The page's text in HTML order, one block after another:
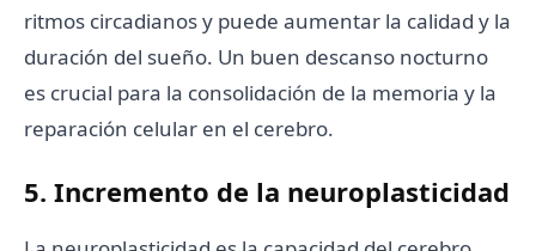
ritmos circadianos y puede aumentar la calidad y la
duración del sueño. Un buen descanso nocturno
es crucial para la consolidación de la memoria y la
reparación celular en el cerebro.
5. Incremento de la neuroplasticidad